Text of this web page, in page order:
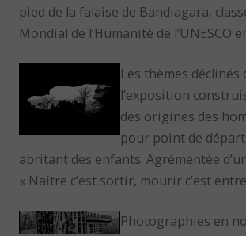
pied de la falaise de Bandiagara,
Mondial de l’Humanité de l’UNESCO
Les thèmes déclinés
l’exposition
des origines des
pour point de
abritant des enfants. Agrémentée
« Naître c’est sortir, mourir c’est
Photographies en